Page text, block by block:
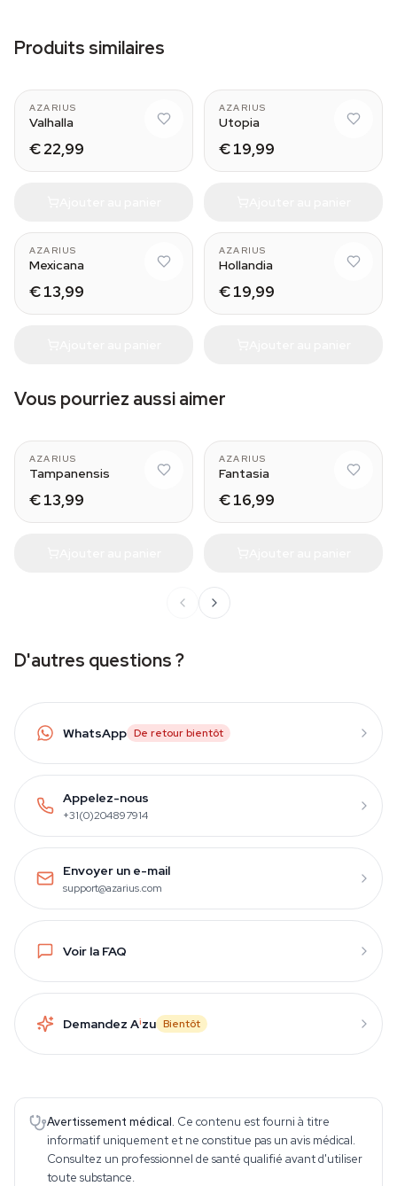
Produits similaires
AZARIUS
Valhalla
€ 22,99
AZARIUS
Utopia
€ 19,99
AZARIUS
Mexicana
€ 13,99
AZARIUS
Hollandia
€ 19,99
Vous pourriez aussi aimer
AZARIUS
Tampanensis
€ 13,99
AZARIUS
Fantasia
€ 16,99
D'autres questions ?
WhatsApp De retour bientôt
Appelez-nous
+31(0)204897914
Envoyer un e-mail
support@azarius.com
Voir la FAQ
Demandez Aizu Bientôt
Avertissement médical. Ce contenu est fourni à titre
informatif uniquement et ne constitue pas un avis médical.
Consultez un professionnel de santé qualifié avant d'utiliser
toute substance.